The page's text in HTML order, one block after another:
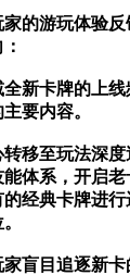
的游玩体验
新卡牌的上
要内容。
移至玩法深
体系，开启
经典卡牌进
盲目追逐新